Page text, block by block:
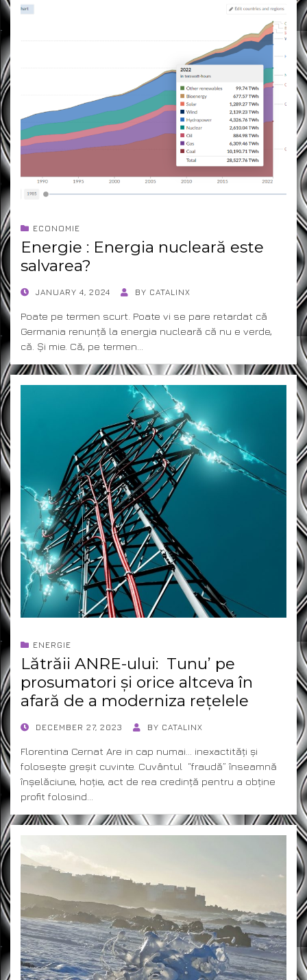
ECONOMIE
Energie : Energia nucleară este
salvarea?
POSTED
JANUARY 4, 2024 BY CATALINX
Poate pe termen scurt. Poate vi se pare retardat că
Germania renunță la energia nucleară că nu e verde,
că. Și mie. Că, pe termen…
ENERGIE
Lătrăii ANRE-ului: Tunu’ pe
prosumatori și orice altceva în
afară de a moderniza rețelele
POSTEDDECEMBER 27, 2023 BY CATALINX
Florentina Cernat Are in cap numai… inexactități și
folosește greșit cuvinte. Cuvântul “fraudă” înseamnă
înșelăciune, hoție, act de rea credință pentru a obține
profit folosind…